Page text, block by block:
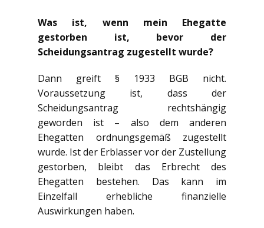
Was ist, wenn mein Ehegatte
gestorben ist, bevor der
Scheidungsantrag zugestellt wurde?
Dann greift § 1933 BGB nicht.
Voraussetzung ist, dass der
Scheidungsantrag rechtshängig
geworden ist – also dem anderen
Ehegatten ordnungsgemäß zugestellt
wurde. Ist der Erblasser vor der Zustellung
gestorben, bleibt das Erbrecht des
Ehegatten bestehen. Das kann im
Einzelfall erhebliche finanzielle
Auswirkungen haben.